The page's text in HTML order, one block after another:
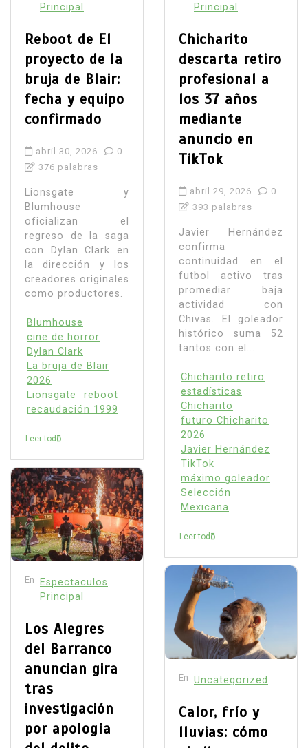
Principal
Reboot de El
proyecto de la
bruja de Blair:
fecha y equipo
confirmado
abril 30, 2026
0
376 palabras
Lionsgate y
Blumhouse
oficializan el
regreso de la saga
con Dylan Clark en
la dirección y los
creadores originales
como productores.
Blumhouse
cine de horror
Dylan Clark
La bruja de Blair
2026
Lionsgate
reboot
recaudación 1999
Leer todo
En Espectaculos
Principal
Los Alegres
del Barranco
anuncian gira
tras
investigación
por apología
Principal
Chicharito
descarta retiro
profesional a
los 37 años
mediante
anuncio en
TikTok
abril 29, 2026
0
393 palabras
Javier Hernández
confirma
continuidad en el
futbol activo tras
promediar baja
actividad con
Chivas. El goleador
histórico suma 52
tantos con el...
Chicharito retiro
estadísticas
Chicharito
futuro Chicharito
2026
Javier Hernández
TikTok
máximo goleador
Selección
Mexicana
Leer todo
En Uncategorized
Calor, frío y
lluvias: cómo